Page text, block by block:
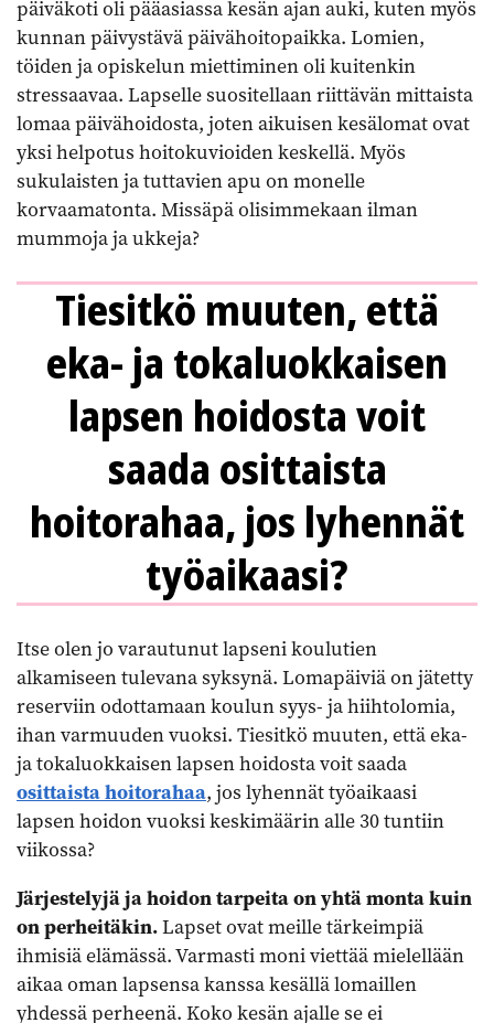
päiväkoti oli pääasiassa kesän ajan auki, kuten myös
kunnan päivystävä päivähoitopaikka. Lomien,
töiden ja opiskelun miettiminen oli kuitenkin
stressaavaa. Lapselle suositellaan riittävän mittaista
lomaa päivähoidosta, joten aikuisen kesälomat ovat
yksi helpotus hoitokuvioiden keskellä. Myös
sukulaisten ja tuttavien apu on monelle
korvaamatonta. Missäpä olisimmekaan ilman
mummoja ja ukkeja?
Tiesitkö muuten, että
eka- ja tokaluokkaisen
lapsen hoidosta voit
saada osittaista
hoitorahaa, jos lyhennät
työaikaasi?
Itse olen jo varautunut lapseni koulutien
alkamiseen tulevana syksynä. Lomapäiviä on jätetty
reserviin odottamaan koulun syys- ja hiihtolomia,
ihan varmuuden vuoksi. Tiesitkö muuten, että eka-
ja tokaluokkaisen lapsen hoidosta voit saada
osittaista hoitorahaa, jos lyhennät työaikaasi
lapsen hoidon vuoksi keskimäärin alle 30 tuntiin
viikossa?
Järjestelyjä ja hoidon tarpeita on yhtä monta kuin
on perheitäkin.Lapset ovat meille tärkeimpiä
ihmisiä elämässä. Varmasti moni viettää mielellään
aikaa oman lapsensa kanssa kesällä lomaillen
yhdessä perheenä. Koko kesän ajalle se ei